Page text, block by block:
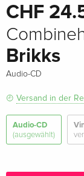
CHF
Brikks
Audio-CD
Versand in der
Audio-CD
(ausgewählt)